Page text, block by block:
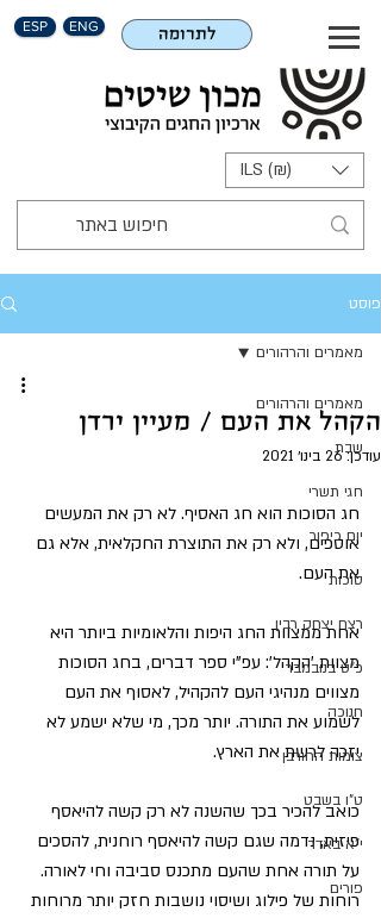
ESP ENG לתרומה
ILS (₪)
פוסט
מאמרים והרהורים
שבת
חגי תשרי
יום כיפור
סוכות
רצח יצחק רבין
כ"ט בנובמבר
חנוכה
צומות החורבן
ט"ו בשבט
י"א באדר
פורים
מאמרים והרהורים
הקהל את העם / מעיין ירדן
עודכן:26 בינו׳ 2021
חג הסוכות הוא חג האסיף. לא רק את המעשים
אוספים, ולא רק את התוצרת החקלאית, אלא גם
את העם.
אחת ממצוות החג היפות והלאומיות ביותר היא
מצוות 'הקהל': עפ"י ספר דברים, בחג הסוכות
מצווים מנהיגי העם להקהיל, לאסוף את העם
לשמוע את התורה. יותר מכך, מי שלא ישמע לא
יזכה לרשת את הארץ.
כואב להכיר בכך שהשנה לא רק קשה להיאסף
פיזית, נדמה שגם קשה להיאסף רוחנית, להסכים
על תורה אחת שהעם מתכנס סביבה וחי לאורה.
רוחות של פילוג ושיסוי נושבות חזק יותר מרוחות